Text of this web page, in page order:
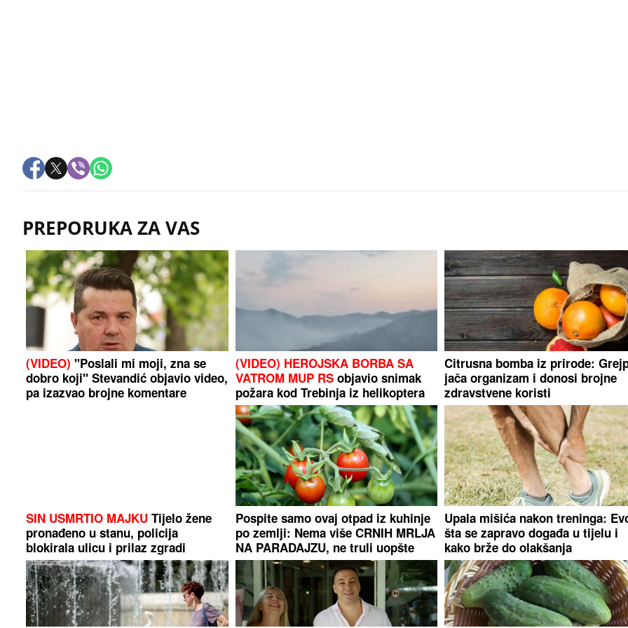
PREPORUKA ZA VAS
(VIDEO) "Poslali mi moji, zna se
dobro koji" Stevandić objavio video,
pa izazvao brojne komentare
(VIDEO) HEROJSKA BORBA SA
VATROM MUP RSobjavio snimak
požara kod Trebinja iz helikoptera
Citrusna bomba iz prirode:
jača organizam i donosi brojne
zdravstvene koristi
SIN USMRTIO MAJKU Tijelo žene
pronađeno u stanu, policija
blokirala ulicu i prilaz zgradi
Pospite samo ovaj otpad iz kuhinje
po zemlji: Nema više CRNIH MRLJA
NA PARADAJZU, ne truli uopšte
Upala mišića nakon treninga:
šta se zapravo događa u tijelu i
kako brže do olakšanja